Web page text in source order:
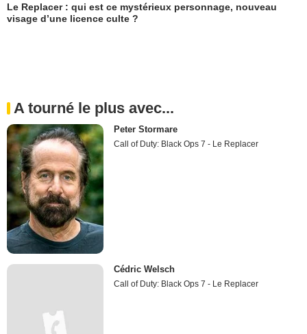
Le Replacer : qui est ce mystérieux personnage, nouveau
visage d’une licence culte ?
A tourné le plus avec...
Peter Stormare
Call of Duty: Black Ops 7 - Le Replacer
Cédric Welsch
Call of Duty: Black Ops 7 - Le Replacer